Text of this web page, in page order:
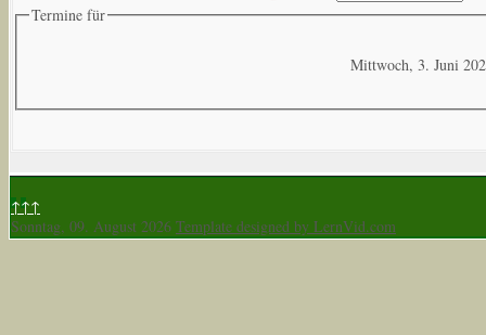
Termine für
Mittwoch, 3. Juni
↑↑↑
Sonntag, 09. August 2026 Template designed by LernVid.com